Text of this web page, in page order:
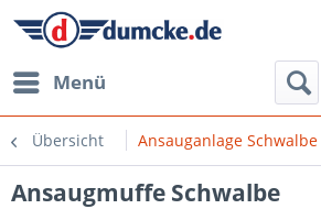
Menü
Übersicht Ansauganlage Schwalbe
Ansaugmuffe Schwalbe